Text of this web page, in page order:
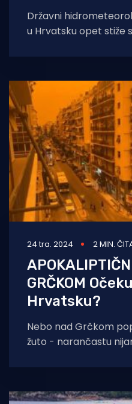
Državni
u Hrvatsku opet stiže
24 tra. 2024 2 MIN.
GRČKOM
Hrvatsku?
Nebo nad Grčkom
žuto - narančastu